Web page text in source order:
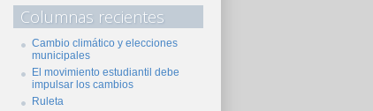
Columnas recientes
Cambio climático y elecciones
municipales
El movimiento estudiantil debe
impulsar los cambios
Ruleta